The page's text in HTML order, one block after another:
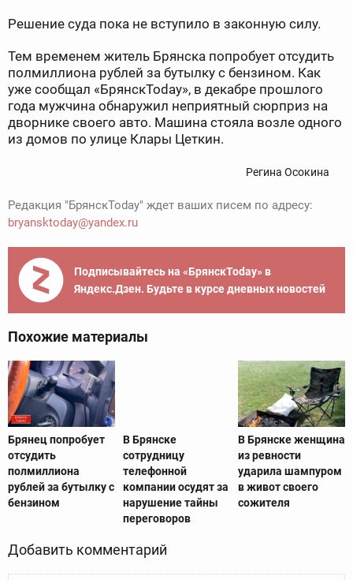
Решение суда пока не вступило в законную силу.
Тем временем житель Брянска попробует отсудить
полмиллиона рублей за бутылку с бензином. Как
уже сообщал «БрянскToday», в декабре прошлого
года мужчина обнаружил неприятный сюрприз на
дворнике своего авто. Машина стояла возле одного
из домов по улице Клары Цеткин.
Регина Осокина
Редакция "БрянскToday" ждет ваших писем по адресу:
bryansktoday@yandex.ru
Подписывайтесь на «БрянскToday» в
Яндекс.Дзен. Будьте в курсе дневных новостей
Похожие материалы
Брянец попробует
отсудить
полмиллиона
рублей за бутылку с
бензином
В Брянске
сотрудницу
телефонной
компании осудят за
нарушение тайны
переговоров
В Брянске женщина
из ревности
ударила шампуром
в живот своего
сожителя
Добавить комментарий